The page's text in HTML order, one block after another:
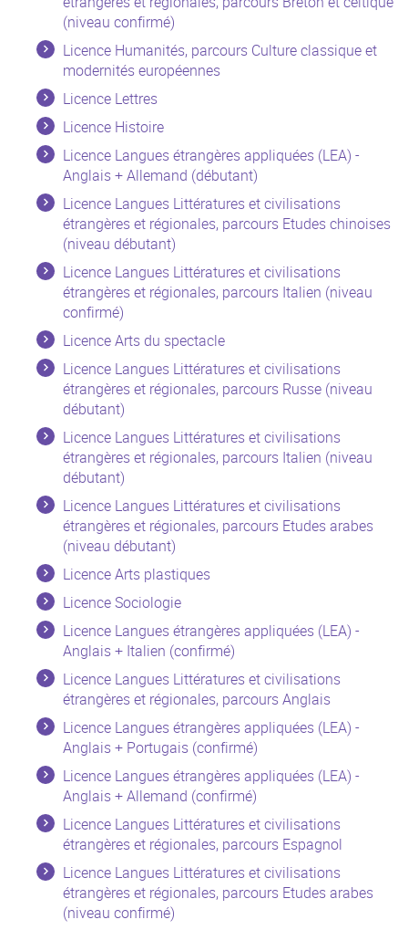
(niveau confirmé)
Licence Humanités, parcours Culture classique et
modernités européennes
Licence Lettres
Licence Histoire
Licence Langues étrangères appliquées (LEA) -
Anglais + Allemand (débutant)
Licence Langues Littératures et civilisations
étrangères et régionales, parcours Etudes chinoises
(niveau débutant)
Licence Langues Littératures et civilisations
étrangères et régionales, parcours Italien (niveau
confirmé)
Licence Arts du spectacle
Licence Langues Littératures et civilisations
étrangères et régionales, parcours Russe (niveau
débutant)
Licence Langues Littératures et civilisations
étrangères et régionales, parcours Italien (niveau
débutant)
Licence Langues Littératures et civilisations
étrangères et régionales, parcours Etudes arabes
(niveau débutant)
Licence Arts plastiques
Licence Sociologie
Licence Langues étrangères appliquées (LEA) -
Anglais + Italien (confirmé)
Licence Langues Littératures et civilisations
étrangères et régionales, parcours Anglais
Licence Langues étrangères appliquées (LEA) -
Anglais + Portugais (confirmé)
Licence Langues étrangères appliquées (LEA) -
Anglais + Allemand (confirmé)
Licence Langues Littératures et civilisations
étrangères et régionales, parcours Espagnol
Licence Langues Littératures et civilisations
étrangères et régionales, parcours Etudes arabes
(niveau confirmé)